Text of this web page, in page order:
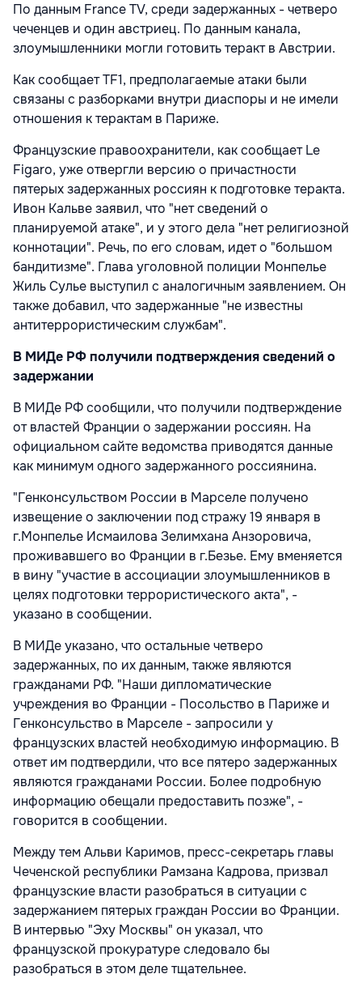
По данным France TV, среди задержанных - четверо
чеченцев и один австриец. По данным канала,
злоумышленники могли готовить теракт в Австрии.
Как сообщает TF1, предполагаемые атаки были
связаны с разборками внутри диаспоры и не имели
отношения к терактам в Париже.
Французские правоохранители, как сообщает Le
Figaro, уже отвергли версию о причастности
пятерых задержанных россиян к подготовке теракта.
Ивон Кальве заявил, что "нет сведений о
планируемой атаке", и у этого дела "нет религиозной
коннотации". Речь, по его словам, идет о "большом
бандитизме". Глава уголовной полиции Монпелье
Жиль Сулье выступил с аналогичным заявлением. Он
также добавил, что задержанные "не известны
антитеррористическим службам".
В МИДе РФ получили подтверждения сведений о
задержании
В МИДе РФ сообщили, что получили подтверждение
от властей Франции о задержании россиян. На
официальном сайте ведомства приводятся данные
как минимум одного задержанного россиянина.
"Генконсульством России в Марселе получено
извещение о заключении под стражу 19 января в
г.Монпелье Исмаилова Зелимхана Анзоровича,
проживавшего во Франции в г.Безье. Ему вменяется
в вину "участие в ассоциации злоумышленников в
целях подготовки террористического акта", -
указано в сообщении.
В МИДе указано, что остальные четверо
задержанных, по их данным, также являются
гражданами РФ. "Наши дипломатические
учреждения во Франции - Посольство в Париже и
Генконсульство в Марселе - запросили у
французских властей необходимую информацию. В
ответ им подтвердили, что все пятеро задержанных
являются гражданами России. Более подробную
информацию обещали предоставить позже", -
говорится в сообщении.
Между тем Альви Каримов, пресс-секретарь главы
Чеченской республики Рамзана Кадрова, призвал
французские власти разобраться в ситуации с
задержанием пятерых граждан России во Франции.
В интервью "Эху Москвы" он указал, что
французской прокуратуре следовало бы
разобраться в этом деле тщательнее.